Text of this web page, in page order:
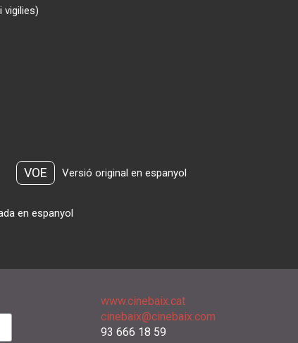
vigilies)
VOE Versió original en espanyol
en espanyol
www.cinebaix.cat
cinebaix@cinebaix.com
93 666 18 59